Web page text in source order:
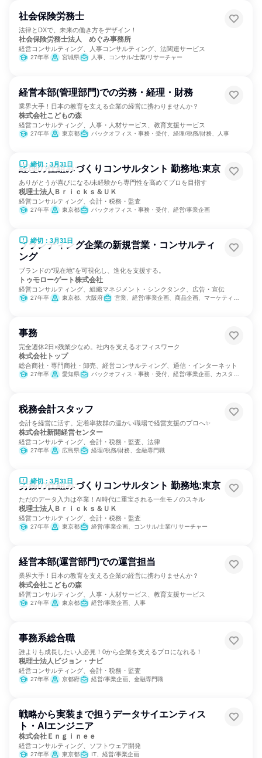
社会保険労務士
法律とDXで、未来の働き方をデザイン！
社会保険労務士法人 めぐみ事務所
経営コンサルティング、人事コンサルティング、法関連サービス
27年卒 宮城県 人事、コンサル/士業/リサーチャー
経営本部(管理部門)での労務・経理・財務
業界大手！日本の教育を支える企業の経営に携わりませんか？
株式会社こどもの森
経営コンサルティング、人事・人材サービス、教育支援サービス
27年卒 東京都 バックオフィス・事務・受付、経理/税務/財務、人事
締切：3月31日
経理の仕組みづくりコンサルタント 勤務地:東京
ありがとうが喜びになる/未経験から専門性を高めてプロを目指す
税理士法人Ｂｒｉｃｋｓ＆ＵＫ
経営コンサルティング、会計・税務・監査
27年卒 東京都 バックオフィス・事務・受付、経営/事業企画
締切：3月31日
ブランディング企業の新規営業・コンサルティ
ング
ブランドの“現在地”を可視化し、進化を支援する。
トゥモローゲート株式会社
経営コンサルティング、組織マネジメント・シンクタンク、広告・宣伝
27年卒 東京都、大阪府 営業、経営/事業企画、商品企画、マーケティング・広告・宣伝
事務
完全週休2日×残業少なめ。社内を支えるオフィスワーク
株式会社トップ
総合商社・専門商社・卸売、経営コンサルティング、通信・インターネット
27年卒 愛知県 バックオフィス・事務・受付、経営/事業企画、カスタマーサポート/コールセンター
税務会計スタッフ
会計を経営に活す。定着率抜群の温かい職場で経営支援のプロへ✨
株式会社新開経営センター
経営コンサルティング、会計・税務・監査、法律
27年卒 広島県 経理/税務/財務、金融専門職
締切：3月31日
労務の仕組みづくりコンサルタント 勤務地:東京
ただのデータ入力は卒業！AI時代に重宝される一生モノのスキル
税理士法人Ｂｒｉｃｋｓ＆ＵＫ
経営コンサルティング、会計・税務・監査
27年卒 東京都 経営/事業企画、コンサル/士業/リサーチャー
経営本部(運営部門)での運営担当
業界大手！日本の教育を支える企業の経営に携わりませんか？
株式会社こどもの森
経営コンサルティング、人事・人材サービス、教育支援サービス
27年卒 東京都 経営/事業企画、人事
事務系総合職
誰よりも成長したい人必見！0から企業を支えるプロになれる！
税理士法人ビジョン・ナビ
経営コンサルティング、会計・税務・監査
27年卒 京都府 経営/事業企画、金融専門職
戦略から実装まで担うデータサイエンティス
ト・AIエンジニア
株式会社Ｅｎｇｉｎｅｅ
経営コンサルティング、ソフトウェア開発
27年卒 東京都 IT、経営/事業企画